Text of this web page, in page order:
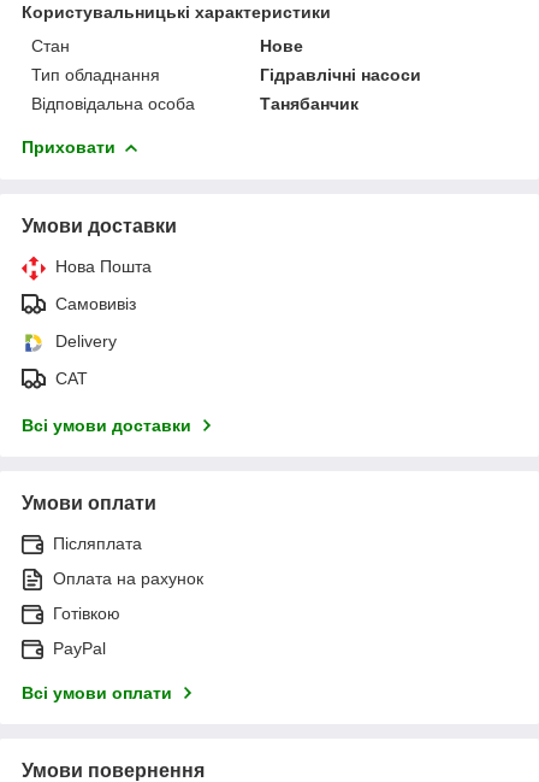
Користувальницькі характеристики
Стан
Нове
Тип обладнання
Гідравлічні насоси
Відповідальна особа
Танябанчик
Приховати
Умови доставки
Нова Пошта
Самовивіз
Delivery
САТ
Всі умови доставки
Умови оплати
Післяплата
Оплата на рахунок
Готівкою
PayPal
Всі умови оплати
Умови повернення